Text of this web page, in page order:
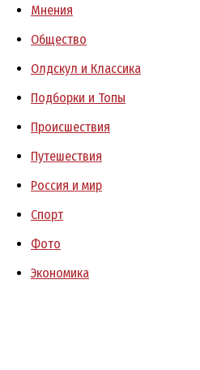
Мнения
Общество
Олдскул и Классика
Подборки и Топы
Происшествия
Путешествия
Россия и мир
Спорт
Фото
Экономика